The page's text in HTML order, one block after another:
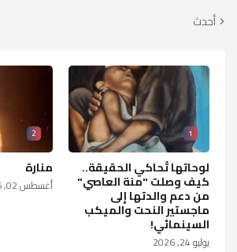
أحدث
1
لوحاتها تُحاكي الحقيقة..
كيف وصلت "منة العاصي"
من دعم والدتها إلى
ماجستير النحت والميكب
السينمائي!
يوليو 24, 2026
2
منارة
أغسطس 02, 2026